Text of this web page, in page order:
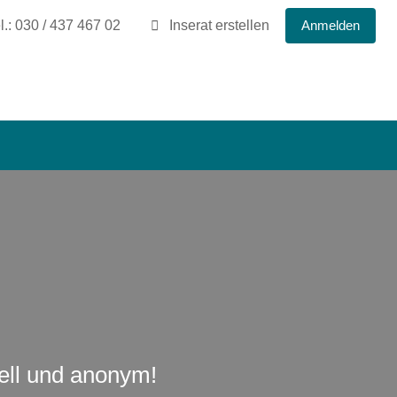
030 / 437 467 02 Inserat erstellen Anmelden
und anonym!